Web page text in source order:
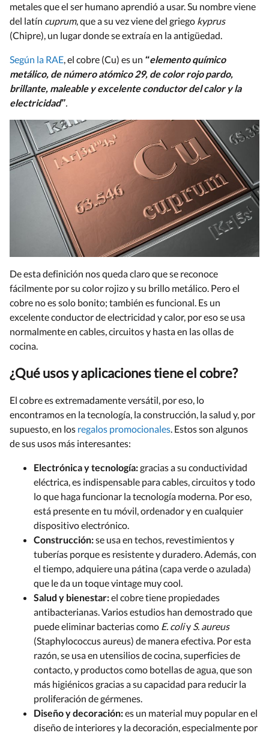
metales que el ser humano aprendió a usar. Su nombre viene
del latín cuprum, que a su vez viene del griego kyprus
(Chipre), un lugar donde se extraía en la antigüedad.
Según la RAE, el cobre (Cu) es un “elemento químico
metálico, de número atómico 29, de color rojo pardo,
brillante, maleable y excelente conductor del calor y la
electricidad”.
De esta definición nos queda claro que se reconoce
fácilmente por su color rojizo y su brillo metálico. Pero el
cobre no es solo bonito; también es funcional. Es un
excelente conductor de electricidad y calor, por eso se usa
normalmente en cables, circuitos y hasta en las ollas de
cocina.
¿Qué usos y aplicaciones tiene el cobre?
El cobre es extremadamente versátil, por eso, lo
encontramos en la tecnología, la construcción, la salud y, por
supuesto, en los regalos promocionales. Estos son algunos
de sus usos más interesantes:
Electrónica y tecnología:gracias a su conductividad
eléctrica, es indispensable para cables, circuitos y todo
lo que haga funcionar la tecnología moderna. Por eso,
está presente en tu móvil, ordenador y en cualquier
dispositivo electrónico.
Construcción:se usa en techos, revestimientos y
tuberías porque es resistente y duradero. Además, con
el tiempo, adquiere una pátina (capa verde o azulada)
que le da un toque vintage muy cool.
Salud y bienestar:el cobre tiene propiedades
antibacterianas. Varios estudios han demostrado que
puede eliminar bacterias como E. coliy S. aureus
(Staphylococcus aureus) de manera efectiva. Por esta
razón, se usa en utensilios de cocina, superficies de
contacto, y productos como botellas de agua, que son
más higiénicos gracias a su capacidad para reducir la
proliferación de gérmenes.
Diseño y decoración:es un material muy popular en el
diseño de interiores y la decoración, especialmente por